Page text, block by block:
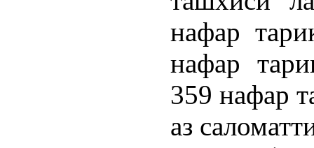
нафар
нафар
359 нафар
аз